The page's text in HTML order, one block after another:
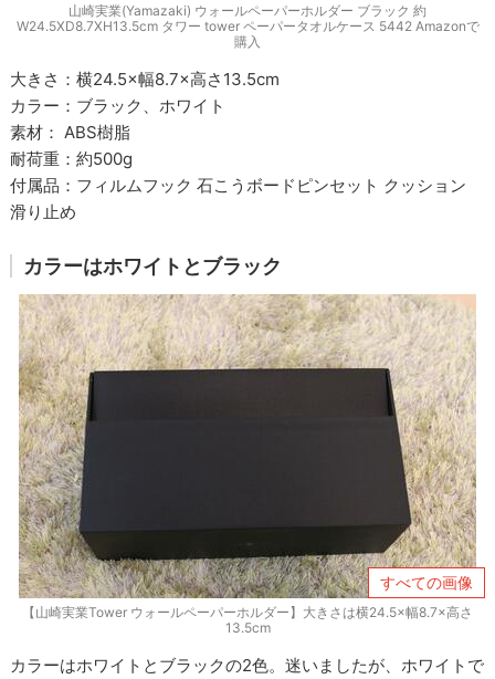
山崎実業(Yamazaki) ウォールペーパーホルダー ブラック 約
W24.5XD8.7XH13.5cm タワー tower ペーパータオルケース 5442 Amazonで
購入
大きさ：横24.5×幅8.7×高さ13.5cm
カラー：ブラック、ホワイト
素材： ABS樹脂
耐荷重：約500g
付属品：フィルムフック 石こうボードピンセット クッション
滑り止め
カラーはホワイトとブラック
すべての画像
【山崎実業Tower ウォールペーパーホルダー】大きさは横24.5×幅8.7×高さ
13.5cm
カラーはホワイトとブラックの2色。迷いましたが、ホワイトで